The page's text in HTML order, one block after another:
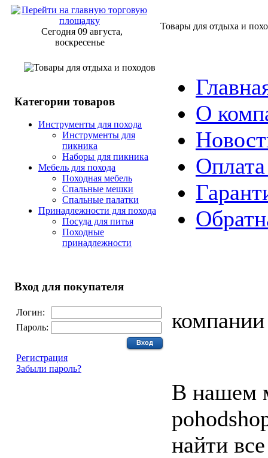
Сегодня 09 августа,
воскресенье
Товары для отдыха и
Категории товаров
Инструменты для похода
Инструменты для
пикника
Наборы для пикника
Мебель для похода
Походная мебель
Спальные мешки
Спальные палатки
Принадлежности для похода
Посуда для питья
Походные
принадлежности
Вход для покупателя
Логин:
Пароль:
Регистрация
Забыли пароль?
О
компании
В нашем
найти